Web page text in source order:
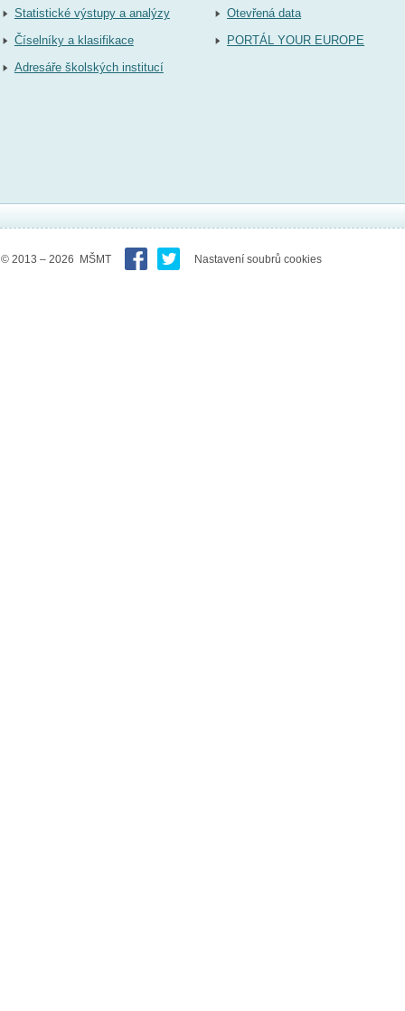
Statistické výstupy a analýzy
Číselníky a klasifikace
Adresáře školských institucí
Otevřená data
PORTÁL YOUR EUROPE
© 2013 – 2026 MŠMT Nastavení soubrů cookies